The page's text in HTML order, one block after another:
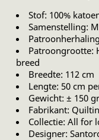
Stof: 100%
Samenstelling:
Patroongrootte:
breed
Breedte: 112 cm
Lengte: 50 cm
Gewicht: ± 150
Fabrikant:
Collectie: All for
Designer: